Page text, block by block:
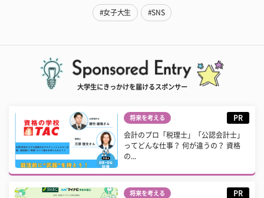
#女子大生 #SNS
大学生にきっかけを届けるスポンサー
将来を考える PR
会計のプロ「税理士」「公認会計士」
ってどんな仕事？ 何が違うの？ 資格
の...
将来を考える PR